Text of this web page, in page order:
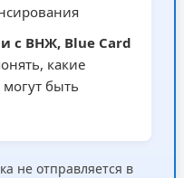
с ВНЖ, Blue Card
какие
быть
не отправляется в